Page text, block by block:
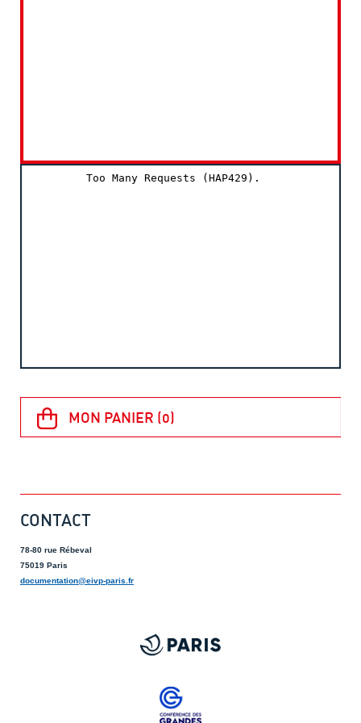
CONTACT
78-80 rue Rébeval
75019 Paris
documentation@eivp-paris.fr